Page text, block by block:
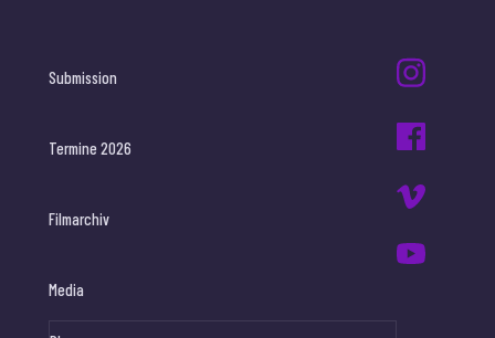
Submission
Termine 2026
Filmarchiv
Media